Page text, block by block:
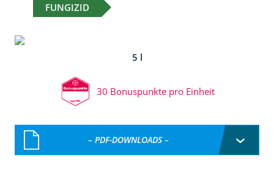
FUNGIZID
5 l
30 Bonuspunkte pro Einheit
– PDF-DOWNLOADS –